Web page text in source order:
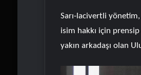
Sarı-lacivertli
isim hakkı için prensip
yakın arkadaşı olan